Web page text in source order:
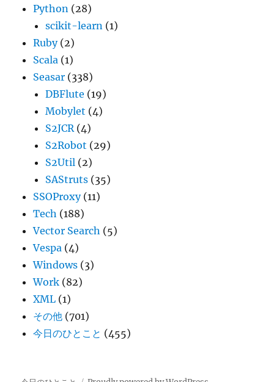
Python (28)
scikit-learn (1)
Ruby(2)
Scala (1)
Seasar (338)
DBFlute (19)
Mobylet (4)
S2JCR(4)
S2Robot (29)
S2Util (2)
SAStruts (35)
SSOProxy(11)
Tech (188)
Vector Search (5)
Vespa (4)
Windows (3)
Work (82)
XML (1)
その他 (701)
今日のひとこと (455)